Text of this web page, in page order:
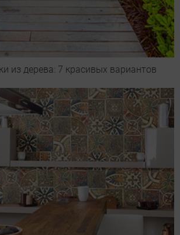
из дерева: 7 красивых вариантов